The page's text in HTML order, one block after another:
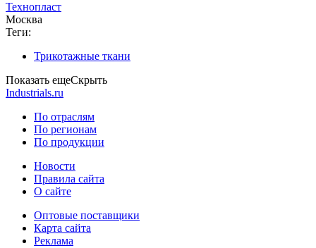
Технопласт
Москва
Теги:
Трикотажные ткани
Показать ещеСкрыть
Industrials.ru
По отраслям
По регионам
По продукции
Новости
Правила сайта
О сайте
Оптовые поставщики
Карта сайта
Реклама